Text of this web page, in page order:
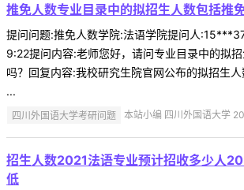
推免人数专业目录中的拟招生人数包括推
提问问题:推免人数学院:法语学院提问人
9:22提问内容:老师您好，请问专业目录中的拟
吗？回复内容:我校研究生院官网公布的拟招生人
...
四川外国语大学考研问题 本站小编 四川外国语大学
招生人数2021法语专业预计招收多少人
低